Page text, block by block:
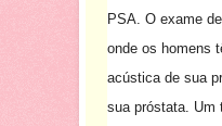
PSA. O exame
onde os homens
acústica de sua
sua próstata. Um